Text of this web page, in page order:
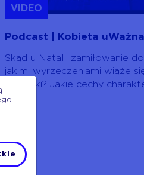
VIDEO
Podcast | Kobieta uWażna
Skąd u Natalii zamiłowanie
jakimi wyrzeczeniami wiąże
siatkarki? Jakie cechy